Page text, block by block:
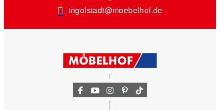
ingolstadt@moebelhof.de